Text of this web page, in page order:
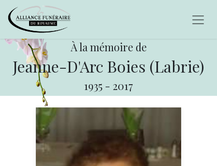
À la mémoire de
Jeanne-D'Arc Boies (Labrie)
1935 - 2017